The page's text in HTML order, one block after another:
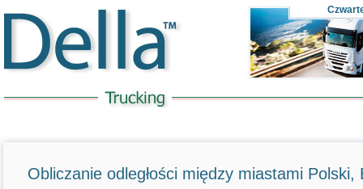
Obliczanie odległości między miastami Polski,